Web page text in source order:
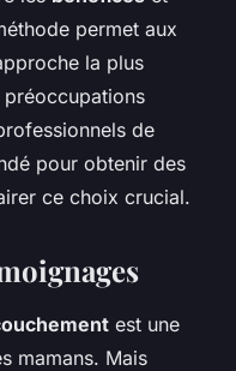
permet aux
la plus
de
pour obtenir des
ce choix crucial.
est une
mamans. Mais